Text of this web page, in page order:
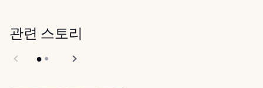
관련 스토리